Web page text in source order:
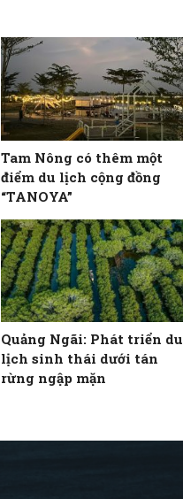
Tam Nông có thêm một
điểm du lịch cộng đồng
“TANOYA”
Quảng Ngãi: Phát triển du
lịch sinh thái dưới tán
rừng ngập mặn